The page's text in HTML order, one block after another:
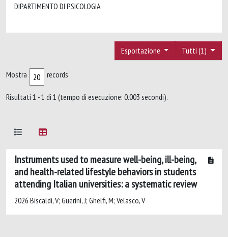
DIPARTIMENTO DI PSICOLOGIA
Tutti (1)
Esportazione
Mostra records
Risultati 1 - 1 di 1 (tempo di esecuzione: 0.003 secondi).
Instruments used to measure well-being, ill-being,
and health-related lifestyle behaviors in students
attending Italian universities: a systematic review
2026 Biscaldi, V; Guerini, J; Ghelfi, M; Velasco, V